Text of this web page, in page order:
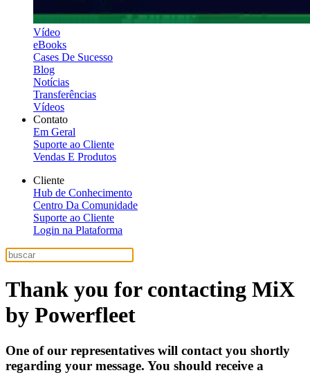
Vídeo
eBooks
Cases De Sucesso
Blog
Notícias
Transferências
Vídeos
Contato
Em Geral
Suporte ao Cliente
Vendas E Produtos
Cliente
Hub de Conhecimento
Centro Da Comunidade
Suporte ao Cliente
Login na Plataforma
Thank you for contacting MiX
by Powerfleet
One of our representatives will contact you shortly
regarding your message. You should receive a